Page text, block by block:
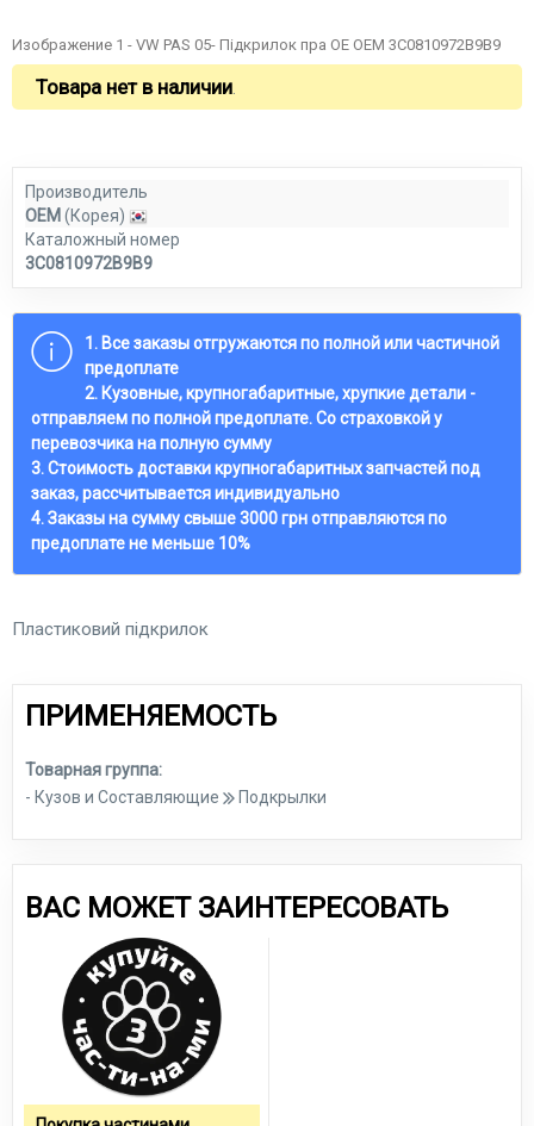
Изображение 1 - VW PAS 05- Підкрилок пра OE OEM 3C0810972B9B9
Товара нет в наличии
Производитель
OEM(Корея)
Каталожный номер
3C0810972B9B9
1. Все заказы отгружаются по полной или частичной
предоплате
2. Кузовные, крупногабаритные, хрупкие детали -
отправляем по полной предоплате. Со страховкой у
перевозчика на полную сумму
3. Стоимость доставки крупногабаритных запчастей под
заказ, рассчитывается индивидуально
4. Заказы на сумму свыше 3000 грн отправляются по
предоплате не меньше 10%
Пластиковий пiдкрилок
ПРИМЕНЯЕМОСТЬ
Товарная группа:
- Кузов и Составляющие
Подкрылки
ВАС МОЖЕТ ЗАИНТЕРЕСОВАТЬ